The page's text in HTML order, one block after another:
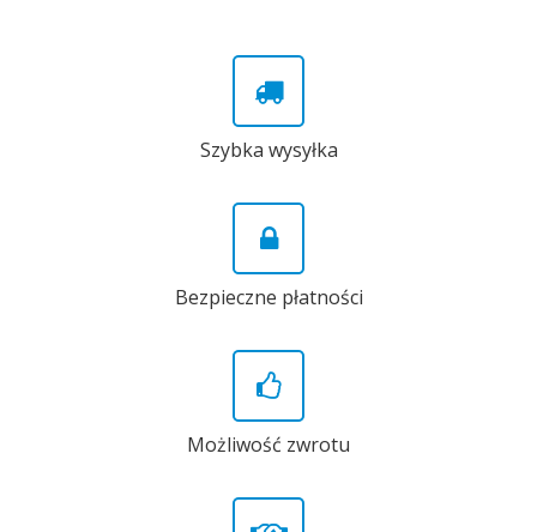
Szybka wysyłka
Bezpieczne płatności
Możliwość zwrotu